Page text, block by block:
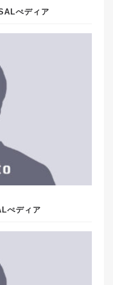
ぺディア
ぺディア